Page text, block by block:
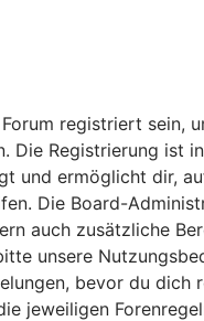
registriert sein,
Die Registrierung ist
und ermöglicht dir,
Die Board-
auch zusätzliche
unsere
bevor du dich
jeweiligen